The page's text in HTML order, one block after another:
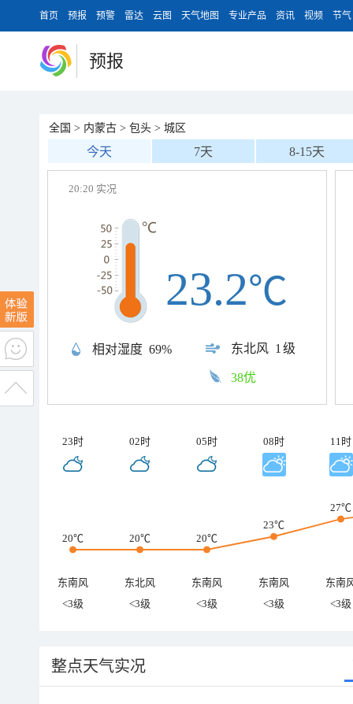
首页 预报 预警 雷达 云图 天气地图 专业产品 资讯 视频 节气
预报
全国 > 内蒙古 > 包头 > 城区
今天 7天 8-15天
20:20 实况
相对湿度 69% 东北风 1级
23.2℃
38优
23时 02时 05时 08时 11时
20℃ 20℃ 20℃
23℃
27℃
东南风 东北风 东南风 东南风
东南
<3级
<3级 <3级 <3级 <3级
整点天气实况